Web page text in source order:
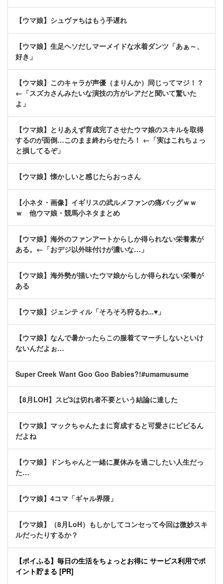
【ウマ娘】シュヴァちはもう手遅れ
【ウマ娘】生足ヘソだしマーメイドな水着ダンツ「あぁ～、
好き」
【ウマ娘】このキャラが声優（まりんか）同じってマジ！？
←「スズカさんみたいな演技の方がレアだと聞いて驚いた
よ」
【ウマ娘】とりあえず育成完了させたウマ娘のスキルを取得
するのが面倒…このまま終わらせたろ！ ←「実はこれちょっ
と損してるぞ」
【ウマ娘】懐かしいと感じたらおっさん
【小ネタ・画像】イギリスの武ルメファンの痛バッグｗｗ
ｗ 他ウマ娘・競馬小ネタまとめ
【ウマ娘】海外のファンアートからしか得られない栄養素が
ある。←「おデジ以外味付けが濃いな…」
【ウマ娘】海外勢が描いたウマ娘からしか得られない栄養が
ある
【ウマ娘】ジェンティル「そろそろ狩るわ...♥」
【ウマ娘】なんで暑かったらこの服着てマーチしないといけ
ないんだよぉ…
Super Creek Want Goo Goo Babies?!#umamusume
【8月LOH】スピ3は切れ者不要という結論に達した
【ウマ娘】マックちゃんたまに育成すると可愛さにビビるん
だよね
【ウマ娘】ドンちゃんと一緒に夏休みを過ごしたい人生だっ
た…
【ウマ娘】4コマ「ギャル界隈」
【ウマ娘】（8月LoH）もしかしてコンセって今回は微妙スキ
ルだったりするか？
【ポイふる】毎日の生活をちょっとお得に サービス利用でポ
イント貯まる [PR]